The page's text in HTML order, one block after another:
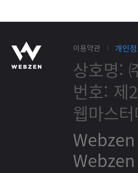
이용약관 개인
상호명:
번호: 제
웹마스